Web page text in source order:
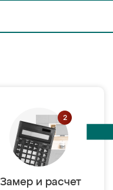
Замер и расчет